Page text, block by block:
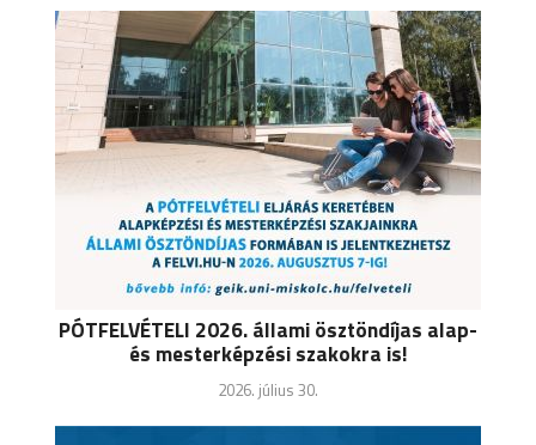
PÓTFELVÉTELI 2026. állami ösztöndíjas alap-
és mesterképzési szakokra is!
2026. július 30.